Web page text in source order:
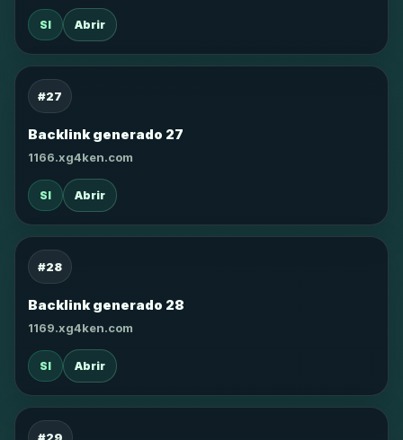
SI Abrir
#27
Backlink generado 27
1166.xg4ken.com
SI Abrir
#28
Backlink generado 28
1169.xg4ken.com
SI Abrir